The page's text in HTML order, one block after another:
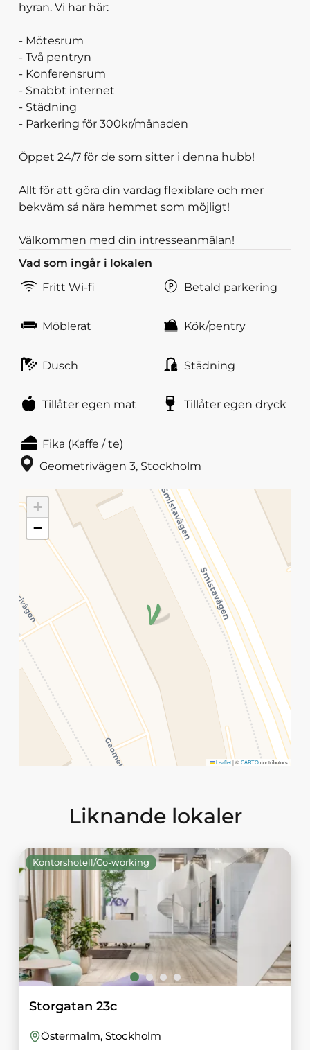
hyran. Vi har här:
- Mötesrum
- Två pentryn
- Konferensrum
- Snabbt internet
- Städning
- Parkering för 300kr/månaden
Öppet 24/7 för de som sitter i denna hubb!
Allt för att göra din vardag flexiblare och mer
bekväm så nära hemmet som möjligt!
Välkommen med din intresseanmälan!
Vad som ingår i lokalen
Fritt Wi-fi
Betald parkering
Möblerat Kök/pentry
Dusch Städning
Tillåter egen mat Tillåter egen dryck
Fika (Kaffe / te)
Geometrivägen 3, Stockholm
+
−
Leaflet|©CARTOcontributors
Liknande lokaler
Kontorshotell/Co-working
Storgatan 23c
Östermalm, Stockholm